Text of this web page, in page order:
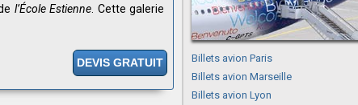
l’École Estienne . Cette galerie
DEVIS GRATUIT
Billets avion Paris
Billets avion Marseille
Billets avion Lyon